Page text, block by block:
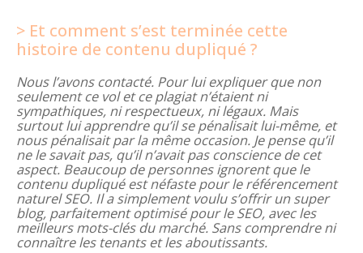
Et comment s’est terminée cette
histoire de contenu dupliqué ?
Nous l’avons contacté. Pour lui expliquer que non
seulement ce vol et ce plagiat n’étaient ni
sympathiques, ni respectueux, ni légaux. Mais
surtout lui apprendre qu’il se pénalisait lui-même, et
nous pénalisait par la même occasion. Je pense qu’il
ne le savait pas, qu’il n’avait pas conscience de cet
aspect. Beaucoup de personnes ignorent que le
contenu dupliqué est néfaste pour le référencement
naturel SEO. Il a simplement voulu s’offrir un super
blog, parfaitement optimisé pour le SEO, avec les
meilleurs mots-clés du marché. Sans comprendre ni
connaître les tenants et les aboutissants.